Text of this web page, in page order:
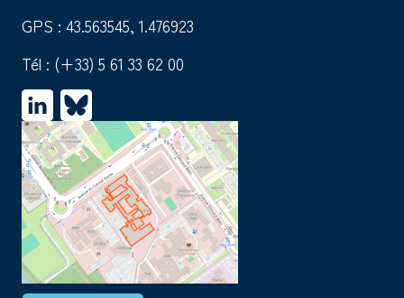
GPS : 43.563545, 1.476923
Tél : (+33) 5 61 33 62 00